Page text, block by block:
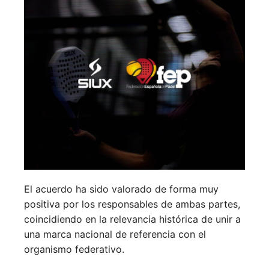
El acuerdo ha sido valorado de forma muy
positiva por los responsables de ambas partes,
coincidiendo en la relevancia histórica de unir a
una marca nacional de referencia con el
organismo federativo.